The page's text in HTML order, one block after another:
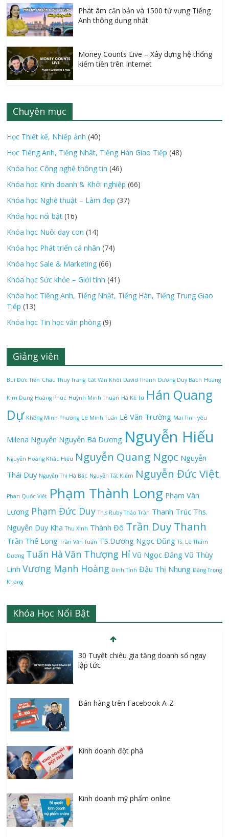
Phát âm căn bản và 1500 từ vựng Tiếng
Anh thông dụng nhất
Money Counts Live – Xây dựng hệ thống
kiếm tiền trên Internet
Chuyên mục
Học Thiết kế, Nhiếp ảnh (40)
Học Tiếng Anh, Tiếng Nhật, Tiếng Hàn Giao Tiếp (48)
Khóa học Công nghệ thông tin (46)
Khóa học Kinh doanh & Khởi nghiệp (66)
Khóa học Nghệ thuật – Làm đẹp (37)
Khóa học nổi bật (16)
Khóa học Nuôi dạy con (14)
Khóa học Phát triển cá nhân (74)
Khóa học Sale & Marketing (66)
Khóa học Sức khỏe – Giới tính (41)
Khóa học Tiếng Anh, Tiếng Nhật, Tiếng Hàn, Tiếng Trung Giao
Tiếp (13)
Khóa học Tin học văn phòng (9)
Giảng viên
Bùi Đức Tiến Châu Thùy Trang Cát Văn Khôi David Thanh Dương Duy Bách Hoàng
Kim Dung Hoàng Phúc Huỳnh Minh Thuận Hà Kế Tú Hán Quang
Dự Khổng Minh Phương Lê Minh Tuấn Lê Văn Trường Mai Tình yêu
Milena Nguyễn Nguyễn Bá Dương Nguyễn Hiếu
Nguyễn Hoàng Khắc Hiếu Nguyễn Quang Ngọc Nguyễn
Thái Duy Nguyễn Thị Hà Bắc Nguyễn Tất Kiểm Nguyễn Đức Việt
Phan Quốc Việt Phạm Thành Long Phạm Văn
Lương Phạm Đức Duy Th.s Ruby Thảo Trần Thanh Trúc Ths.
Nguyễn Duy Kha Thu Xinh Thành Đô Trần Duy Thanh
Trần Thế Long Trần Văn Tuấn TS.Dương Ngọc Dũng Ts. Lê Thẩm
Dương Tuấn Hà Văn Thượng Hỉ Vũ Ngọc Đăng Vũ Thùy
Linh Vương Mạnh Hoàng Đình Tỉnh Đậu Thị Nhung Đặng Trọng
Khang
Khóa Học Nổi Bật
30 Tuyệt chiêu gia tăng doanh số ngay
lập tức
Bán hàng trên Facebook A-Z
Kinh doanh đột phá
Kinh doanh mỹ phẩm online